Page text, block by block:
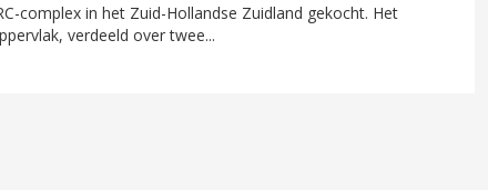
complex in het Zuid-Hollandse Zuidland gekocht. Het
verdeeld over twee...